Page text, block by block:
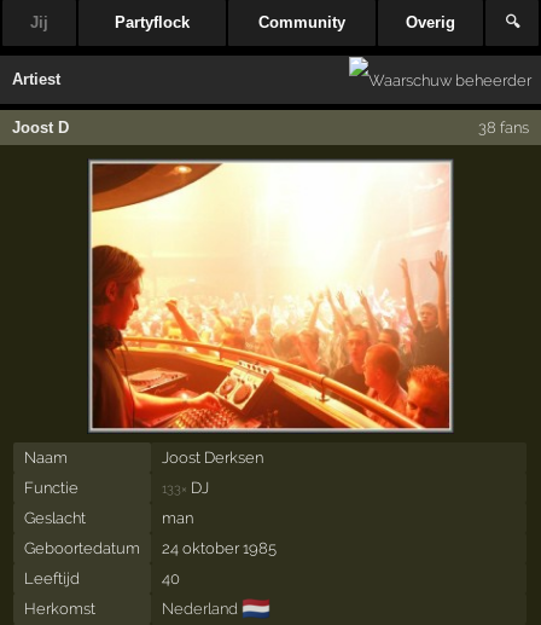
Jij Partyflock Community Overig 🔍
Artiest
Joost D 38 fans
Naam
Joost Derksen
Functie
133× DJ
Geslacht
man
Geboortedatum
24 oktober 1985
Leeftijd
40
Herkomst
Nederland 🇳🇱